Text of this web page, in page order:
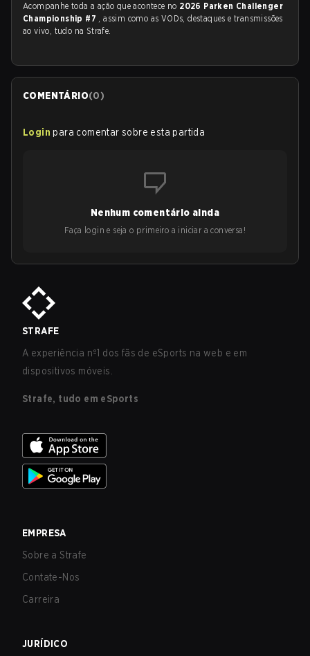
Acompanhe toda a ação que acontece no 2026 Parken Challenger
Championship #7 , assim como as VODs, destaques e transmissões
ao vivo, tudo na Strafe.
COMENTÁRIO(0)
Login para comentar sobre esta partida
Nenhum comentário ainda
Faça login e seja o primeiro a iniciar a conversa!
STRAFE
A experiência nº1 dos fãs de eSports na web e em
dispositivos móveis.
Strafe, tudo em eSports
EMPRESA
Sobre a Strafe
Contate-Nos
Carreira
JURÍDICO